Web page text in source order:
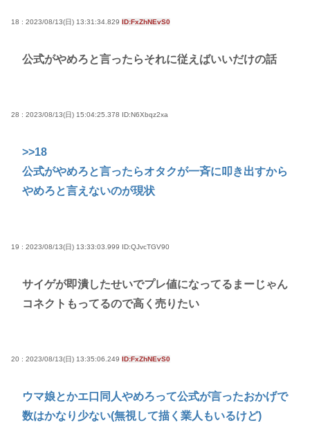
18 : 2023/08/13(日) 13:31:34.829 ID:FxZhNEvS0
公式がやめろと言ったらそれに従えばいいだけの話
28 : 2023/08/13(日) 15:04:25.378 ID:N6Xbqz2xa
>>18
公式がやめろと言ったらオタクが一斉に叩き出すから
やめろと言えないのが現状
19 : 2023/08/13(日) 13:33:03.999 ID:QJvcTGV90
サイゲが即潰したせいでプレ値になってるまーじゃん
コネクトもってるので高く売りたい
20 : 2023/08/13(日) 13:35:06.249 ID:FxZhNEvS0
ウマ娘とかエ口同人やめろって公式が言ったおかげで
数はかなり少ない(無視して描く業人もいるけど)